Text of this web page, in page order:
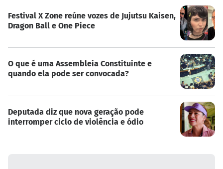
Festival X Zone reúne vozes de Jujutsu Kaisen,
Dragon Ball e One Piece
O que é uma Assembleia Constituinte e
quando ela pode ser convocada?
Deputada diz que nova geração pode
interromper ciclo de violência e ódio